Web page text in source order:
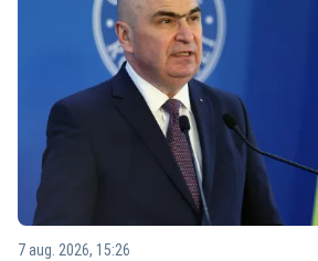
7 aug. 2026, 15:26